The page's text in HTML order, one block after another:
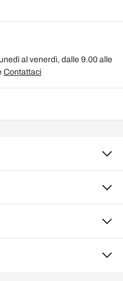
al venerdì, dalle 9.00 alle
Contattaci